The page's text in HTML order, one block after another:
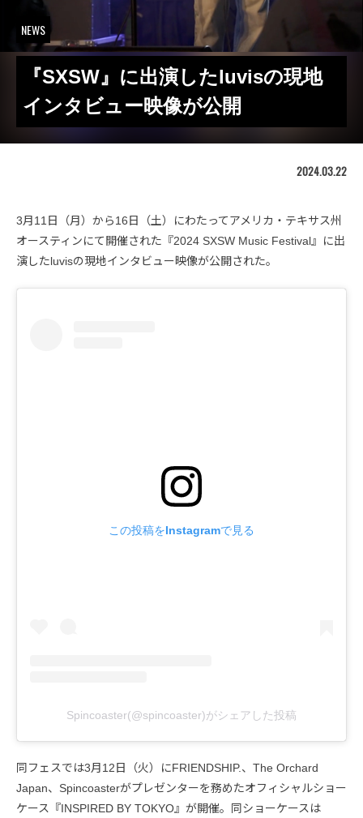
NEWS
『SXSW』に出演したluvisの現地
インタビュー映像が公開
2024.03.22
3月11日（月）から16日（土）にわたってアメリカ・テキサス州
オースティンにて開催された『2024 SXSW Music Festival』に出
演したluvisの現地インタビュー映像が公開された。
この投稿をInstagramで見る
Spincoaster(@spincoaster)がシェアした投稿
同フェスでは3月12日（火）にFRIENDSHIP.、The Orchard
Japan、Spincoasterがプレゼンターを務めたオフィシャルショー
ケース『INSPIRED BY TOKYO』が開催。同ショーケースは